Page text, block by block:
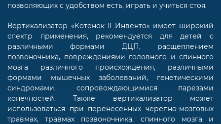
позволяющих с удобством есть, играть и учиться стоя.
Вертикализатор «Котенок II Инвенто» имеет широкий
спектр применения, рекомендуется для детей с
различными формами ДЦП, расщеплением
позвоночника, повреждениями головного и спинного
мозга различного происхождения, различными
формами мышечных заболеваний, генетическими
синдромами, сопровождающимися парезами
конечностей. Также вертикализатор может
использоваться при перенесенных черепно-мозговых
травмах, травмах позвоночника, спинного мозга и